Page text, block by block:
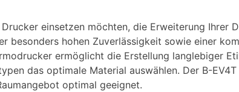
einsetzen möchten, die Erweiterung
besonders hohen Zuverlässigkeit sowie einer
ermöglicht die Erstellung langlebiger
das optimale Material auswählen. Der B-
optimal geeignet.